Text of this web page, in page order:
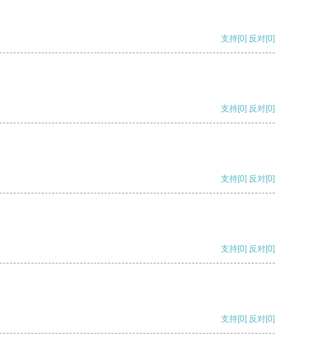
支持[0] 反对[0]
支持[0] 反对[0]
支持[0] 反对[0]
支持[0] 反对[0]
支持[0] 反对[0]